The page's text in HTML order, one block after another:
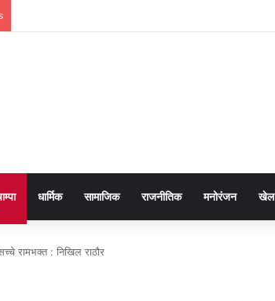
धार्मिक सामाजिक राजनीतिक मनोरंजन खेल
रामभक्त : निखिल राठौर